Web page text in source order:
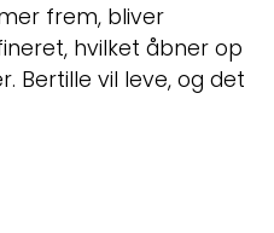
frem, bliver
hvilket åbner op
Bertille vil leve, og det